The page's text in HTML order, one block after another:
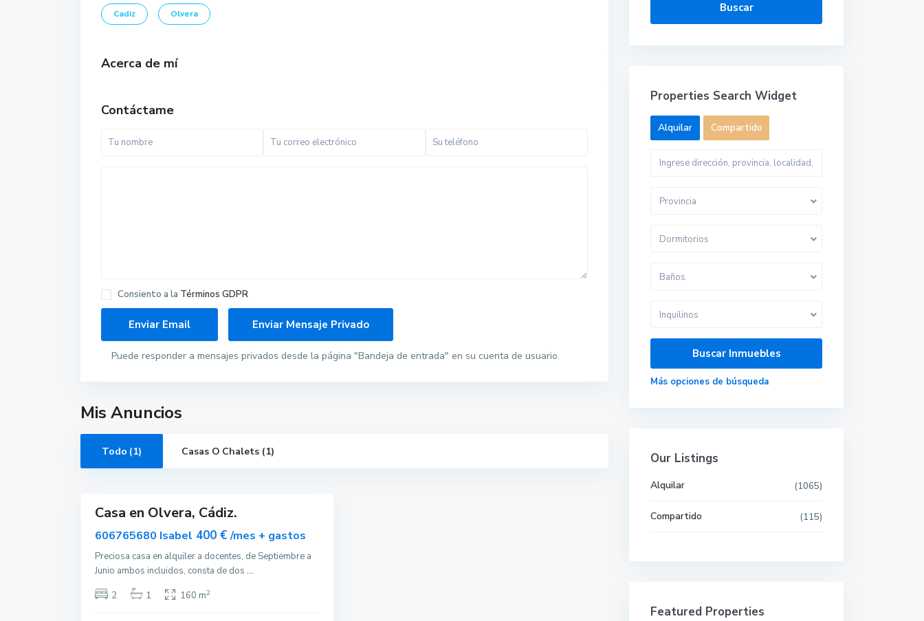
Cadiz Olvera
Acerca de mí
Contáctame
Consiento a la Términos GDPR
Puede responder a mensajes privados desde la página "Bandeja de entrada" en su cuenta de usuario.
Mis Anuncios
Todo (1) Casas O Chalets (1)
O
Casa en Olvera, Cádiz.
606765680 Isabel 400 €/mes + gastos
Preciosa casa en alquiler a docentes, de Septiembre a
Junio ambos incluidos, consta de dos ...
2
1 160 m2
Buscar
Properties Search Widget
Alquilar Compartido
Provincia
Dormitorios
Baños
Inquilinos
Más opciones de búsqueda
Our Listings
Alquilar (1065)
Compartido (115)
Featured Properties
Contacta con nosotros